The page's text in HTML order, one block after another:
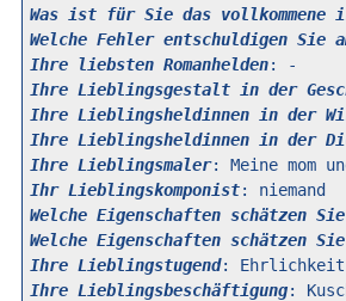
Was ist für Sie das vollkommene
Welche Fehler entschuldigen Sie
Ihre liebsten Romanhelden
Ihre Lieblingsgestalt in der
Ihre Lieblingsheldinnen in der
Ihre Lieblingsheldinnen in der
Ihre Lieblingsmaler
Ihr Lieblingskomponist
Welche Eigenschaften schätzen
Welche Eigenschaften schätzen
Ihre Lieblingstugend
Ihre Lieblingsbeschäftigung